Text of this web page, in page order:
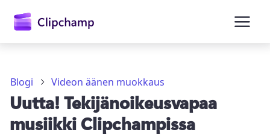
Blogi Videon äänen muokkaus
Uutta! Tekijänoikeusvapaa
musiikki Clipchampissa